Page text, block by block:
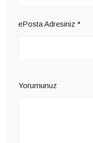
ePosta Adresiniz *
Yorumunuz